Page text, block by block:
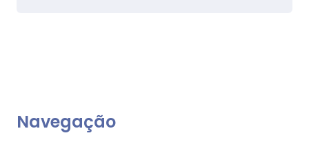
Navegação